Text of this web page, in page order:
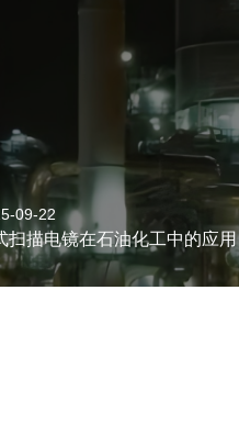
09-22
扫描电镜在石油化工中的应用